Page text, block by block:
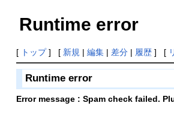
Runtime error
[ トップ] [ 新規 | 編集| 差分| 履歴] [
Runtime error
Error message : Spam check failed.